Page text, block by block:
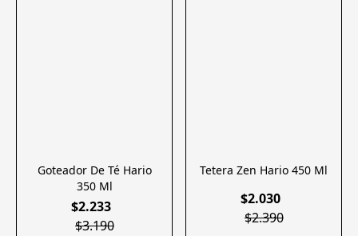
Goteador De Té Hario
350 Ml
$2.233
$3.190
Tetera Zen Hario 450 Ml
$2.030
$2.390